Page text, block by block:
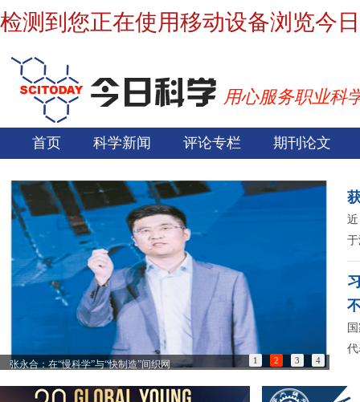
检测到您正在使用移动设备浏览今
用心服务职业科
首页 科学新闻 评论专栏 期刊论文
张永合：在“慢科学”与“快制造”间织网 1 2 3 4